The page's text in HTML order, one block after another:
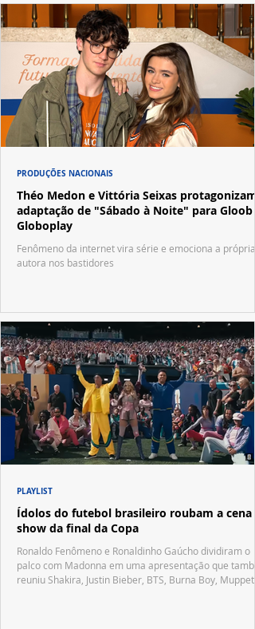
Théo Medon e Vittória Seixas protagonizam
adaptação de "Sábado à Noite" para Gloob e
Globoplay
Fenômeno da internet vira série e emociona a própria
autora nos bastidores
PRODUÇÕES NACIONAIS
Ídolos do futebol brasileiro roubam a cena
show da final da Copa
Ronaldo Fenômeno e Ronaldinho Gaúcho dividiram o
palco com Madonna em uma apresentação que
reuniu Shakira, Justin Bieber, BTS, Burna Boy, Muppets,
PLAYLIST